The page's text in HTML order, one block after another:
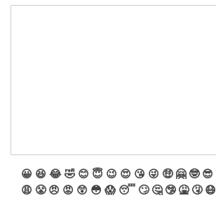
😀 😆 😂🤣 😊 😇 😉 😍 😘 😜 🤑 🤗 🤓 😎
😩 😤 😠 😡 😲 😳 😱 😴 🙄 🤔 🤥 🤮 🤧 😷